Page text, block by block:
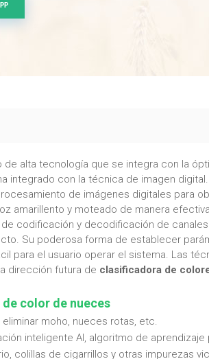
alta tecnología que se integra con la
integrado con la técnica de imagen
de imágenes digitales para
amarillento y moteado de manera
codificación y decodificación de
Su poderosa forma de establecer
para el usuario operar el sistema. Las
dirección futura de clasificadora de
color de nueces
moho, nueces rotas, etc.
inteligente AI, algoritmo de aprendizaje
colillas de cigarrillos y otras impurezas